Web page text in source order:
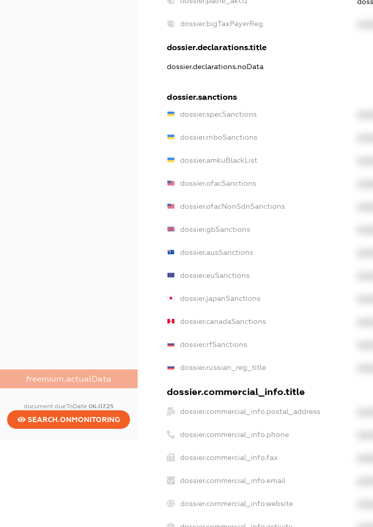
freemium.actualData
document.dueToDate06.07.25
SEARCH.ONMONITORING
dossier.bigTaxPayerReg
dossier.declarations.title
dossier.declarations.noData
dossier.sanctions
dossier.specSanctions
dossier.rnboSanctions
dossier.amkuBlackList
dossier.ofacSanctions
dossier.ofacNonSdnSanctions
dossier.gbSanctions
dossier.ausSanctions
dossier.euSanctions
dossier.japanSanctions
dossier.canadaSanctions
dossier.rfSanctions
dossier.russian_reg_title
dossier.commercial_info.title
dossier.commercial_info.postal_address
dossier.commercial_info.phone
dossier.commercial_info.fax
dossier.commercial_info.email
dossier.commercial_info.website